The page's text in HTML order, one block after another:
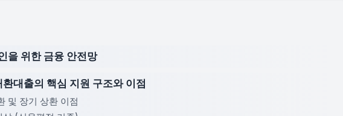
을 위한 금융 안전망
대출의 핵심 지원 구조와 이점
및 장기 상환 이점